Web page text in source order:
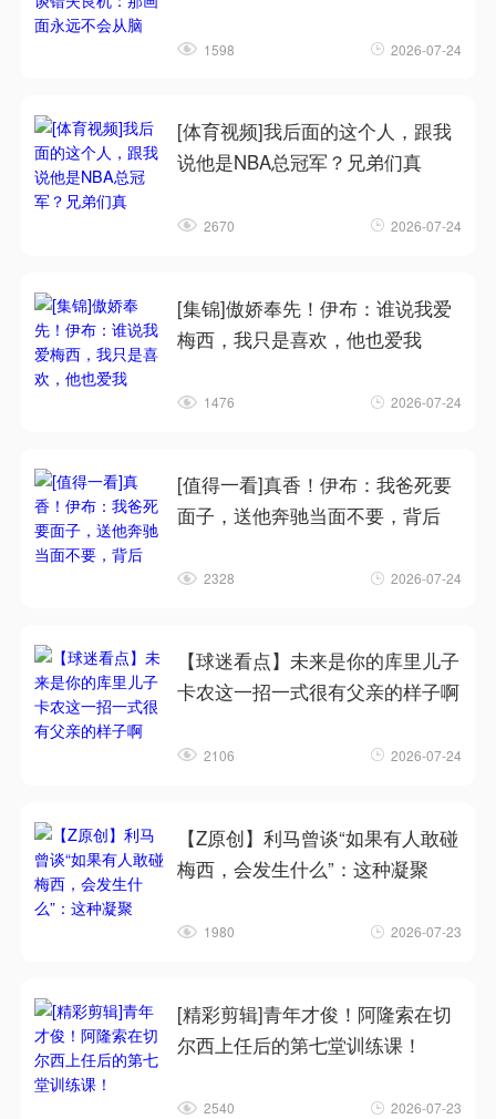
1598 2026-07-24
[体育视频]我后面的这个人，跟我
说他是NBA总冠军？兄弟们真
2670 2026-07-24
[集锦]傲娇奉先！伊布：谁说我爱
梅西，我只是喜欢，他也爱我
1476 2026-07-24
[值得一看]真香！伊布：我爸死要
面子，送他奔驰当面不要，背后
2328 2026-07-24
【球迷看点】未来是你的库里儿子
卡农这一招一式很有父亲的样子啊
2106 2026-07-24
【Z原创】利马曾谈“如果有人敢碰
梅西，会发生什么”：这种凝聚
1980 2026-07-23
[精彩剪辑]青年才俊！阿隆索在切
尔西上任后的第七堂训练课！
2540 2026-07-23